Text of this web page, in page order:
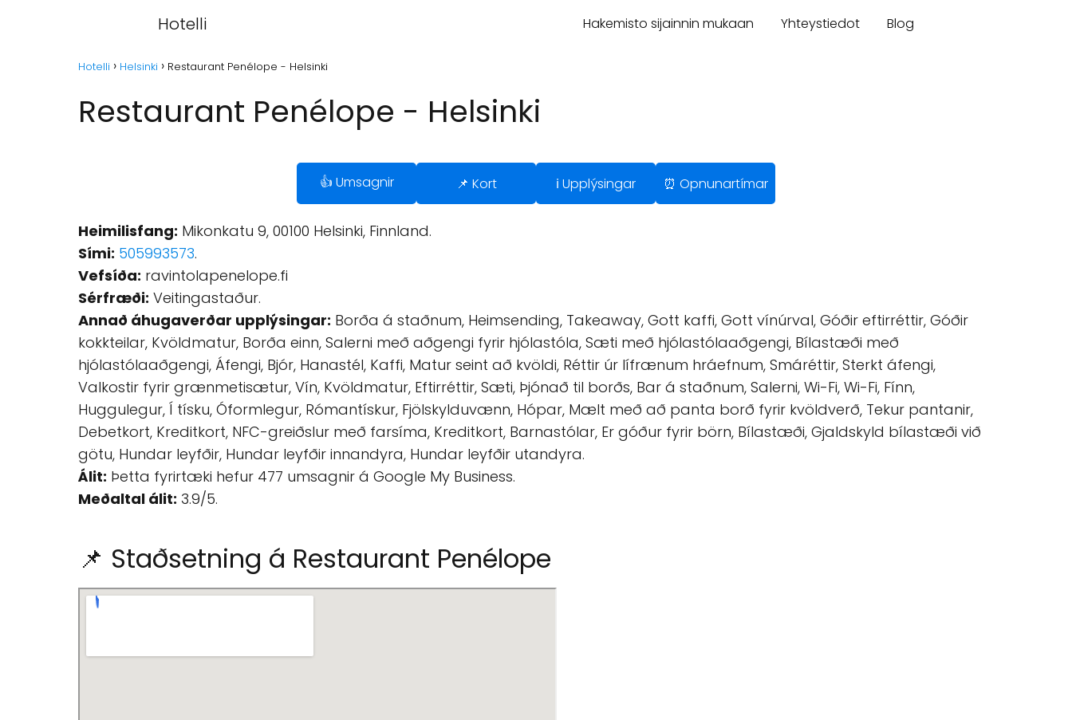
Hotelli Hakemisto sijainnin mukaan Yhteystiedot Blog
Hotelli Helsinki Restaurant Penélope - Helsinki
Restaurant Penélope - Helsinki
👍 Umsagnir 📌 Kort ℹ️ Upplýsingar ⏰ Opnunartímar
Heimilisfang: Mikonkatu 9, 00100 Helsinki, Finnland.
Sími: 505993573.
Vefsíða: ravintolapenelope.fi
Sérfræði: Veitingastaður.
Annað áhugaverðar upplýsingar: Borða á staðnum, Heimsending, Takeaway, Gott kaffi, Gott vínúrval, Góðir eftirréttir, Góðir
kokkteilar, Kvöldmatur, Borða einn, Salerni með aðgengi fyrir hjólastóla, Sæti með hjólastólaaðgengi, Bílastæði með
hjólastólaaðgengi, Áfengi, Bjór, Hanastél, Kaffi, Matur seint að kvöldi, Réttir úr lífrænum hráefnum, Smáréttir, Sterkt áfengi,
Valkostir fyrir grænmetisætur, Vín, Kvöldmatur, Eftirréttir, Sæti, Þjónað til borðs, Bar á staðnum, Salerni, Wi-Fi, Wi-Fi, Fínn,
Huggulegur, Í tísku, Óformlegur, Rómantískur, Fjölskylduvænn, Hópar, Mælt með að panta borð fyrir kvöldverð, Tekur pantanir,
Debetkort, Kreditkort, NFC-greiðslur með farsíma, Kreditkort, Barnastólar, Er góður fyrir börn, Bílastæði, Gjaldskyld bílastæði við
götu, Hundar leyfðir, Hundar leyfðir innandyra, Hundar leyfðir utandyra.
Álit: Þetta fyrirtæki hefur 477 umsagnir á Google My Business.
Meðaltal álit: 3.9/5.
📌 Staðsetning á Restaurant Penélope